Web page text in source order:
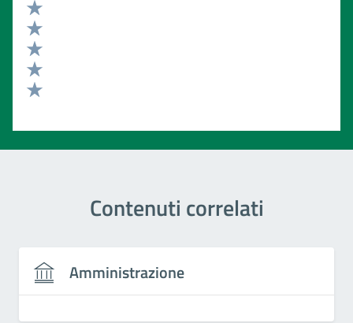
Valuta 5 stelle su 5
Valuta 4 stelle su 5
Valuta 3 stelle su 5
Valuta 2 stelle su 5
Contenuti correlati
Amministrazione